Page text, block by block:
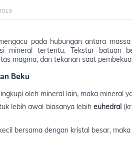
pada hubungan antara
mineral tertentu. Tekstur batuan
magma, dan tekanan saat
Beku
oleh mineral lain, maka mineral
lebih awal biasanya lebiheuhedral
bersama dengan kristal besar,